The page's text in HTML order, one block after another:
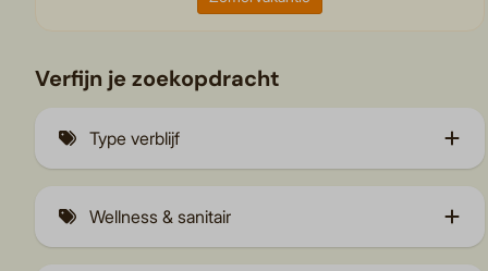
Verfijn je zoekopdracht
Type verblijf
Vakantiehuizen met wellness (9)
Wellness & sanitair